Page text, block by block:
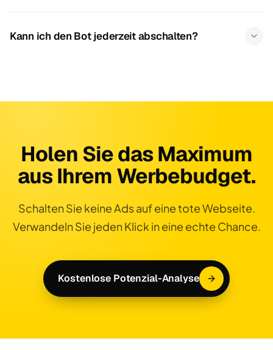
Kann ich den Bot jederzeit abschalten?
Holen Sie das Maximum
aus Ihrem Werbebudget.
Schalten Sie keine Ads auf eine tote Webseite.
Verwandeln Sie jeden Klick in eine echte Chance.
Kostenlose Potenzial-Analyse